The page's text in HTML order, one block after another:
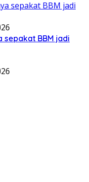
sepakat BBM jadi